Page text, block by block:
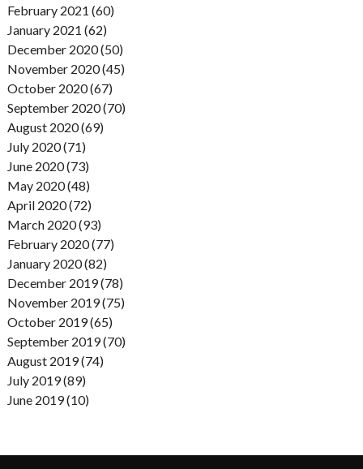
February 2021 (60)
January 2021 (62)
December 2020 (50)
November 2020 (45)
October 2020 (67)
September 2020 (70)
August 2020 (69)
July 2020 (71)
June 2020 (73)
May 2020 (48)
April 2020 (72)
March 2020 (93)
February 2020 (77)
January 2020 (82)
December 2019 (78)
November 2019 (75)
October 2019 (65)
September 2019 (70)
August 2019 (74)
July 2019 (89)
June 2019 (10)